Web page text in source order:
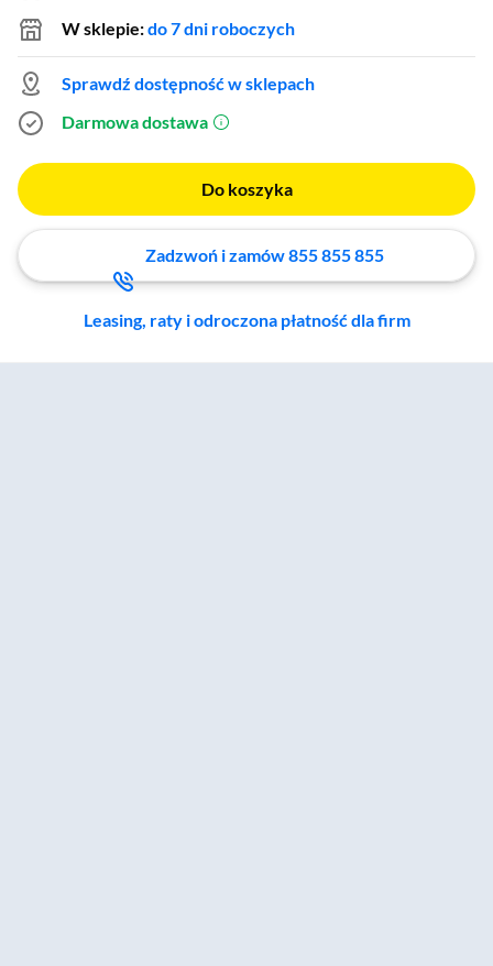
W sklepie:do 7 dni roboczych
Sprawdź dostępność w sklepach
Darmowa dostawa (otworzy się w nowym oknie)
Do koszyka
Zadzwoń i zamów 855 855 855
Leasing, raty i odroczona płatność dla firm